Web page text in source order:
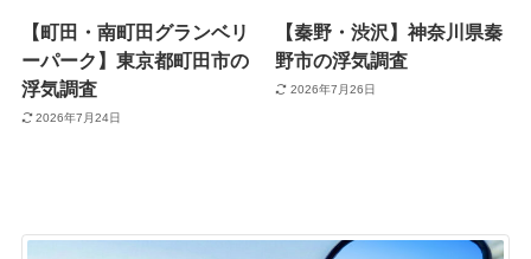
【町田・南町田グランベリ
ーパーク】東京都町田市の
浮気調査
2026年7月24日
【秦野・渋沢】神奈川県秦
野市の浮気調査
2026年7月26日